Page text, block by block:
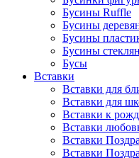
Бусины Ruffle
Бусины
Бусины
Бусины
Бусы
Вставки
Вставки для
Вставки для
Вставки к
Вставки
Вставки
Вставки